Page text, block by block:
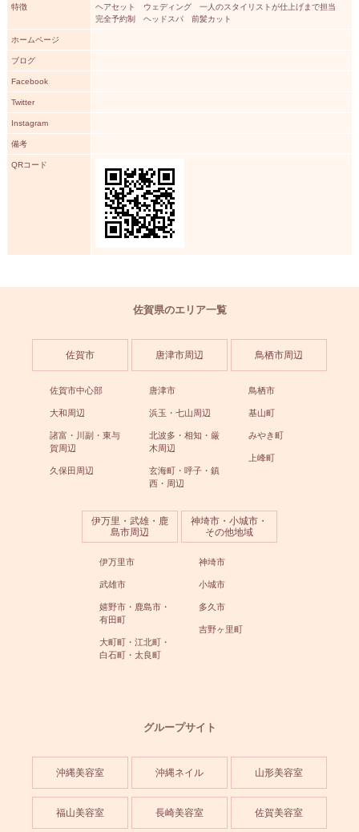
特徴
ヘアセット ウェディング 一人のスタイリストが仕上げまで担当
完全予約制 ヘッドスパ 前髪カット
ホームページ
ブログ
Facebook
Twitter
Instagram
備考
QRコード
佐賀県のエリア一覧
佐賀市
佐賀市中心部
大和周辺
諸富・川副・東与
賀周辺
久保田周辺
唐津市周辺
唐津市
浜玉・七山周辺
北波多・相知・厳
木周辺
玄海町・呼子・鎮
西・周辺
鳥栖市周辺
鳥栖市
基山町
みやき町
上峰町
伊万里・武雄・鹿
島市周辺
伊万里市
武雄市
嬉野市・鹿島市・
有田町
大町町・江北町・
白石町・太良町
神埼市・小城市・
その他地域
神埼市
小城市
多久市
吉野ヶ里町
グループサイト
沖縄美容室 沖縄ネイル 山形美容室
福山美容室 長崎美容室 佐賀美容室